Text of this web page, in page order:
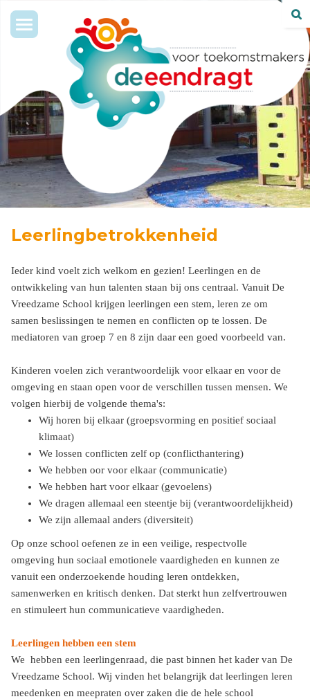
Toggle
navigation
Leerlingbetrokkenheid
Ieder kind voelt zich welkom en gezien! Leerlingen en de
ontwikkeling van hun talenten staan bij ons centraal. Vanuit De
Vreedzame School krijgen leerlingen een stem, leren ze om
samen beslissingen te nemen en conflicten op te lossen. De
mediatoren van groep 7 en 8 zijn daar een goed voorbeeld van.
Kinderen voelen zich verantwoordelijk voor elkaar en voor de
omgeving en staan open voor de verschillen tussen mensen. We
volgen hierbij de volgende thema's:
Wij horen bij elkaar (groepsvorming en positief sociaal
klimaat)
We lossen conflicten zelf op (conflicthantering)
We hebben oor voor elkaar (communicatie)
We hebben hart voor elkaar (gevoelens)
We dragen allemaal een steentje bij (verantwoordelijkheid)
We zijn allemaal anders (diversiteit)
Op onze school oefenen ze in een veilige, respectvolle
omgeving hun sociaal emotionele vaardigheden en kunnen ze
vanuit een onderzoekende houding leren ontdekken,
samenwerken en kritisch denken. Dat sterkt hun zelfvertrouwen
en stimuleert hun communicatieve vaardigheden.
Leerlingen hebben een stem
We hebben een leerlingenraad, die past binnen het kader van De
Vreedzame School. Wij vinden het belangrijk dat leerlingen leren
meedenken en meepraten over zaken die de hele school